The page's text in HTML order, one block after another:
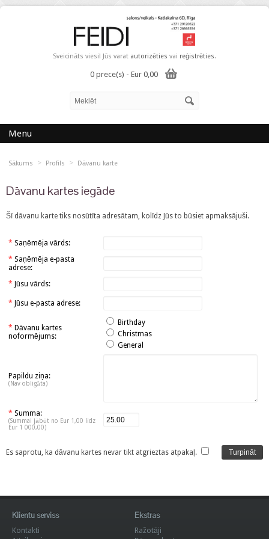
Sveicināts viesi! Jūs varat autorizēties vai reģistrēties.
0 prece(s) - Eur 0,00
Menu
Sākums > Profils > Dāvanu karte
Dāvanu kartes iegāde
Šī dāvanu karte tiks nosūtīta adresātam, kolīdz Jūs to būsiet apmaksājuši.
* Saņēmēja vārds:
* Saņēmēja e-pasta
adrese:
* Jūsu vārds:
* Jūsu e-pasta adrese:
* Dāvanu kartes
noformējums:
Birthday
Christmas
General
Papildu ziņa:
(Nav obligāta)
* Summa:
(Summai jābūt no Eur 1,00 līdz
Eur 1 000,00)
Es saprotu, ka dāvanu kartes nevar tikt atgrieztas atpakaļ.
Klientu serviss
Kontakti
Ekstras
Ražotāji